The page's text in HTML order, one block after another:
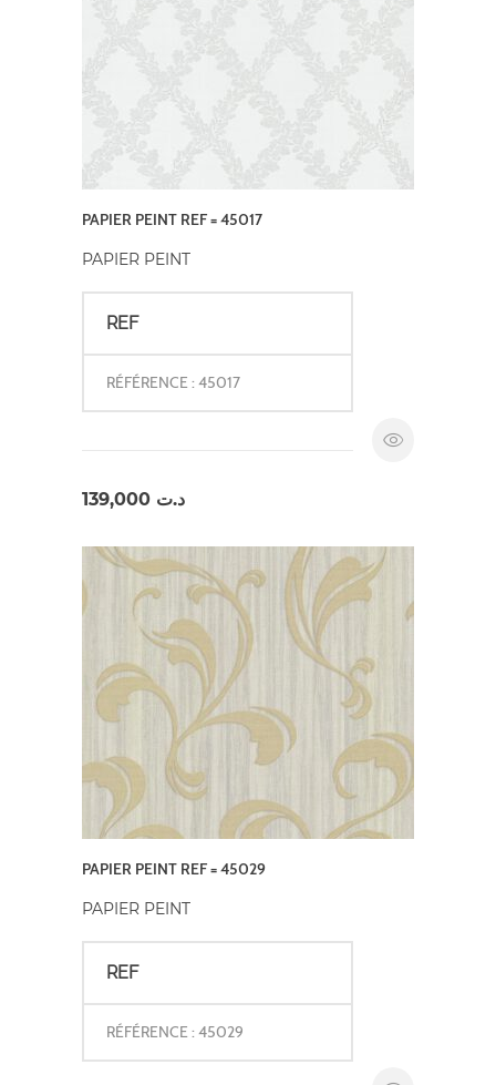
PAPIER PEINT REF = 45017
PAPIER PEINT
REF
RÉFÉRENCE : 45017
د.ت
PAPIER PEINT REF = 45029
PAPIER PEINT
REF
RÉFÉRENCE : 45029